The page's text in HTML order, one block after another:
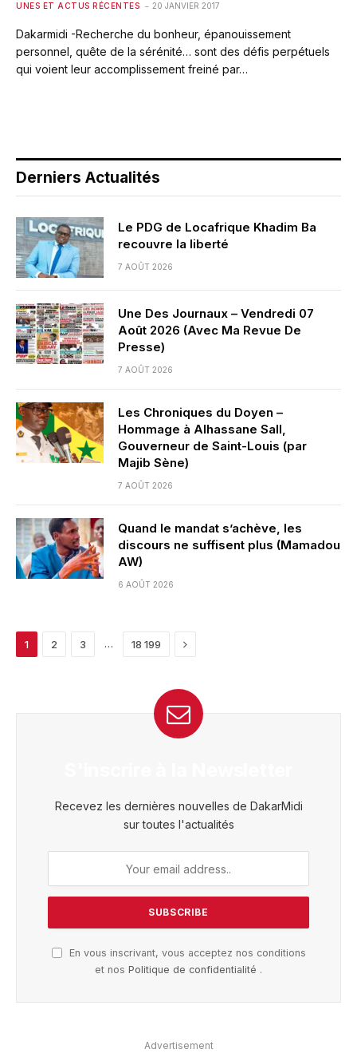
UNES ET ACTUS RÉCENTES 20 JANVIER 2017
Dakarmidi -Recherche du bonheur, épanouissement
personnel, quête de la sérénité… sont des défis perpétuels
qui voient leur accomplissement freiné par…
Derniers Actualités
Le PDG de Locafrique Khadim Ba
recouvre la liberté
7 AOÛT 2026
Une Des Journaux – Vendredi 07
Août 2026 (Avec Ma Revue De
Presse)
7 AOÛT 2026
Les Chroniques du Doyen –
Hommage à Alhassane Sall,
Gouverneur de Saint-Louis (par
Majib Sène)
7 AOÛT 2026
Quand le mandat s’achève, les
discours ne suffisent plus (Mamadou
AW)
6 AOÛT 2026
1 2 3 … 18 199 Next
Recevez les dernières nouvelles de DakarMidi
sur toutes l'actualités
En vous inscrivant, vous acceptez nos conditions
et nos Politique de confidentialité .
Advertisement